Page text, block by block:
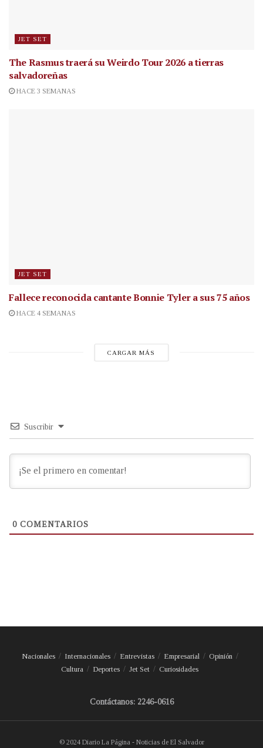
JET SET
The Rasmus traerá su Weirdo Tour 2026 a tierras
salvadoreñas
HACE 3 SEMANAS
JET SET
Fallece reconocida cantanteBonnie Tyler a sus 75 años
HACE 4 SEMANAS
CARGAR MÁS
Suscribir
0 COMENTARIOS
Nacionales Internacionales Entrevistas Empresarial
Opinión
Cultura
Deportes Jet Set Curiosidades
Contáctanos: 2246-0616
© 2024 Diario La Página - Noticias de El Salvador